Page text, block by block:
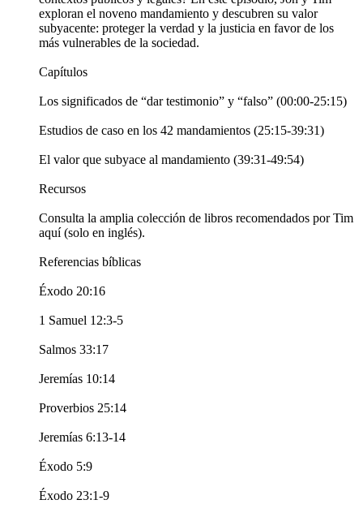
exploran el noveno mandamiento y descubren su valor
subyacente: proteger la verdad y la justicia en favor de los
más vulnerables de la sociedad.
Capítulos
Los significados de “dar testimonio” y “falso” (00:00-25:15)
Estudios de caso en los 42 mandamientos (25:15-39:31)
El valor que subyace al mandamiento (39:31-49:54)
Recursos
Consulta la amplia colección de libros recomendados por Tim
aquí (solo en inglés).
Referencias bíblicas
Éxodo 20:16
1 Samuel 12:3-5
Salmos 33:17
Jeremías 10:14
Proverbios 25:14
Jeremías 6:13-14
Éxodo 5:9
Éxodo 23:1-9